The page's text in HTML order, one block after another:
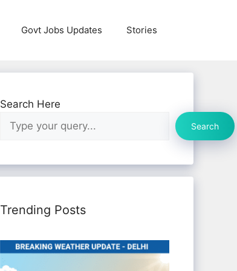
Govt Jobs Updates Stories
Search Here
Search
Trending Posts